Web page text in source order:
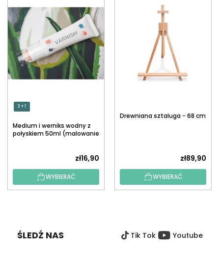
3 + 1
Medium i werniks wodny z
połyskiem 50ml (malowanie
zł16,90
WYBIERAĆ
Drewniana sztaluga - 68 cm
zł89,90
WYBIERAĆ
ŚLEDŹ NAS Tik Tok Youtube